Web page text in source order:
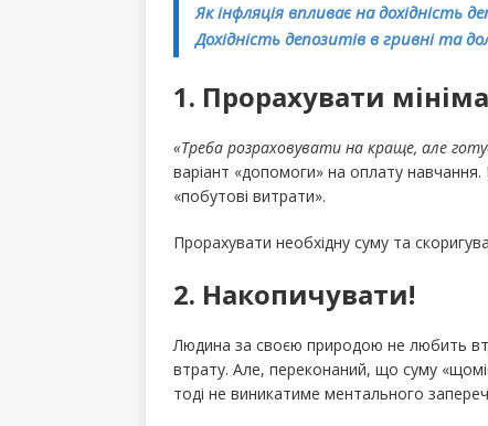
Як інфляція впливає на дохідність
Дохідність депозитів в гривні та
1. Прорахувати
«Треба розраховувати на краще, але
варіант «допомоги» на оплату
«побутові витрати».
Прорахувати необхідну суму та
2. Накопичувати!
Людина за своєю природою не любить
втрату. Але, переконаний, що суму
тоді не виникатиме ментального